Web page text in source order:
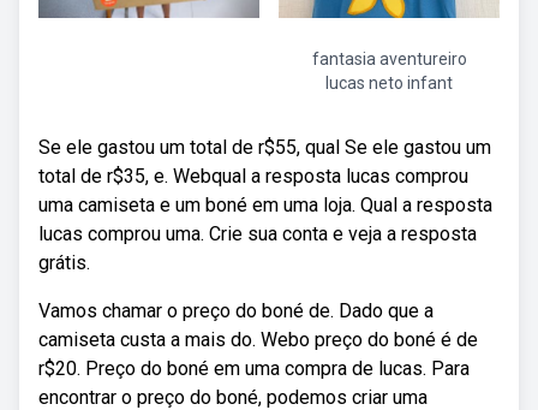
fantasia aventureiro
lucas neto infant
Se ele gastou um total de r$55, qual Se ele gastou um
total de r$35, e. Webqual a resposta lucas comprou
uma camiseta e um boné em uma loja. Qual a resposta
lucas comprou uma. Crie sua conta e veja a resposta
grátis.
Vamos chamar o preço do boné de. Dado que a
camiseta custa a mais do. Webo preço do boné é de
r$20. Preço do boné em uma compra de lucas. Para
encontrar o preço do boné, podemos criar uma